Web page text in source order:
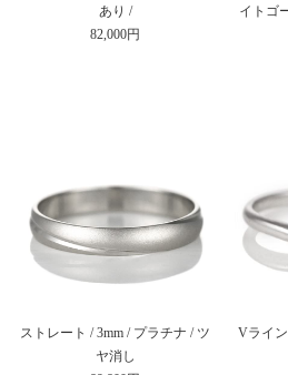
ストレート / 3mm / プラチナ / ツ
ヤ消し
イトゴ
あり /
82,000円
Vライ